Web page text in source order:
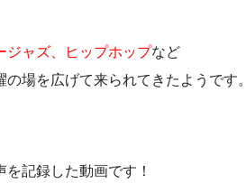
ジャズ、ヒップホップなど
の場を広げて来られてきたようです。
記録した動画です！